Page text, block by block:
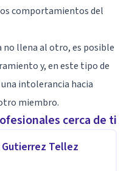
comportamientos del
no llena al otro, es posible
y, en este tipo de
intolerancia hacia
miembro.
cerca de ti
Gutierrez Tellez